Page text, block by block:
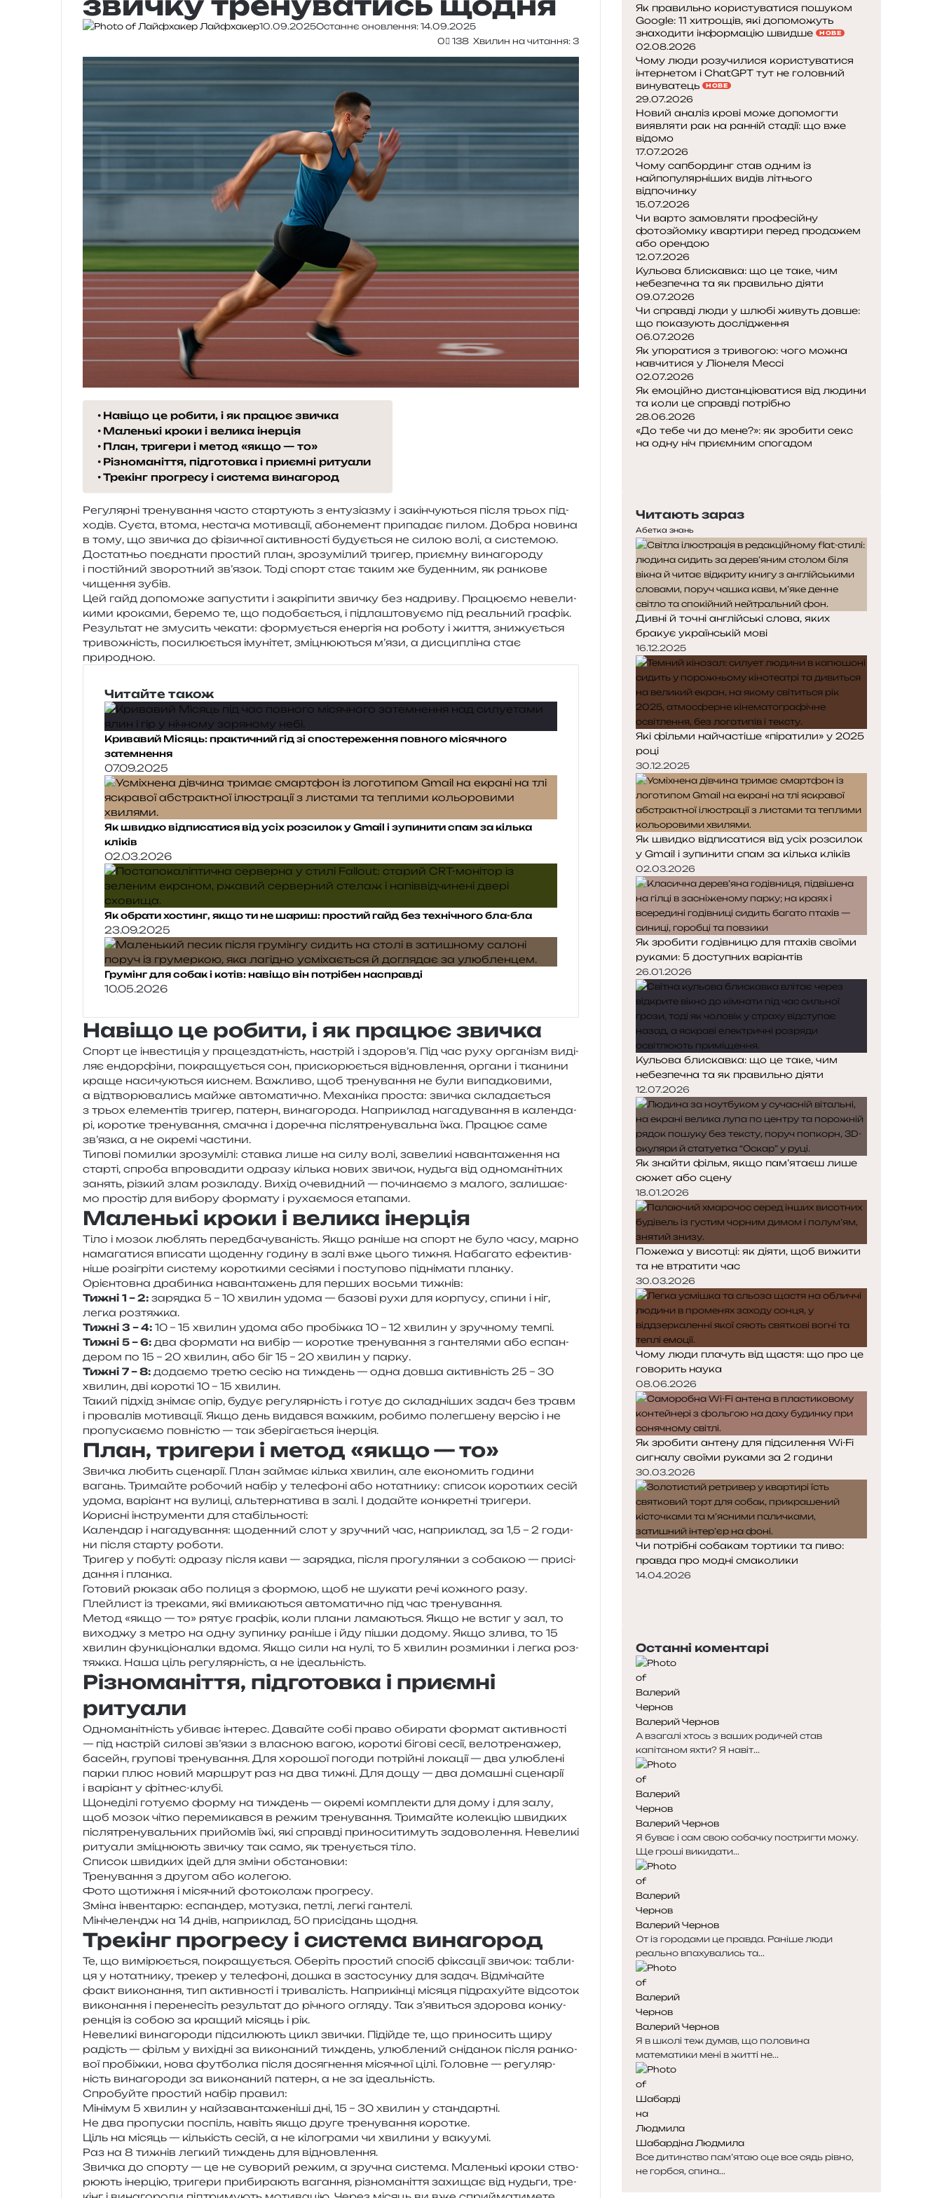
Лайфхакер10.09.2025Останнє оновлення: 14.09.2025
0
138 Хвилин на читання: 3
Навіщо це робити, і як працює звичка
Маленькі кроки і велика інерція
План, тригери і метод «якщо — то»
Різноманіття, підготовка і приємні ритуали
Трекінг прогресу і система винагород
Регулярні тре­ну­ва­н­ня часто стар­ту­ють з енту­зі­а­зму і закін­чу­ю­ться після трьох під­
хо­дів. Суєта, втома, неста­ча моти­ва­ції, або­не­мент при­па­дає пилом. Добра нови­на
в тому, що зви­чка до фізи­чної актив­но­сті буду­є­ться не силою волі, а систе­мою.
Достатньо поєд­на­ти про­стий план, зро­зумі­лий три­гер, при­єм­ну вина­го­ро­ду
і постій­ний зво­ро­тний зв’я­зок. Тоді спорт стає таким же буден­ним, як ран­ко­ве
чище­н­ня зубів.
Цей гайд допо­мо­же запу­сти­ти і закрі­пи­ти зви­чку без надри­ву. Працюємо неве­ли­
ки­ми кро­ка­ми, бере­мо те, що подо­ба­є­ться, і під­ла­што­ву­є­мо під реаль­ний гра­фік.
Результат не зму­сить чека­ти: фор­му­є­ться енер­гія на робо­ту і життя, зни­жу­є­ться
три­во­жність, поси­лю­є­ться іму­ні­тет, змі­цню­ю­ться м’язи, а дисци­плі­на стає
природною.
Читайте також
Кривавий Місяць: практичний гід зі спостереження повного місячного
затемнення
07.09.2025
Як швидко відписатися від усіх розсилок у Gmail і зупинити спам за кілька
кліків
02.03.2026
Як обрати хостинг, якщо ти не шариш: простий гайд без технічного бла-бла
23.09.2025
Грумінг для собак і котів: навіщо він потрібен насправді
10.05.2026
Навіщо це робити, і як працює звичка
Спорт це інве­сти­ція у пра­це­зда­тність, настрій і здо­ро­в’я. Під час руху орга­нізм виді­
ляє ендор­фі­ни, покра­щу­є­ться сон, при­ско­рю­є­ться від­нов­ле­н­ня, орга­ни і тка­ни­ни
краще наси­чу­ю­ться киснем. Важливо, щоб тре­ну­ва­н­ня не були випад­ко­ви­ми,
а від­тво­рю­ва­лись майже авто­ма­ти­чно. Механіка про­ста: зви­чка скла­да­є­ться
з трьох еле­мен­тів три­гер, патерн, вина­го­ро­да. Наприклад нага­ду­ва­н­ня в кален­да­
рі, коро­тке тре­ну­ва­н­ня, сма­чна і доре­чна після­тре­ну­валь­на їжа. Працює саме
зв’яз­ка, а не окре­мі частини.
Типові помил­ки зро­зумі­лі: став­ка лише на силу волі, заве­ли­кі наван­та­же­н­ня на
стар­ті, спро­ба впро­ва­ди­ти одра­зу кіль­ка нових зви­чок, нудьга від одно­ма­ні­тних
занять, різ­кий злам роз­кла­ду. Вихід оче­ви­дний — почи­на­є­мо з мало­го, зали­ша­є­
мо про­стір для вибо­ру фор­ма­ту і руха­є­мо­ся етапами.
Маленькі кроки і велика інерція
Тіло і мозок люблять перед­ба­чу­ва­ність. Якщо рані­ше на спорт не було часу, марно
нама­га­ти­ся впи­са­ти щоден­ну годи­ну в залі вже цього тижня. Набагато ефе­ктив­
ні­ше розі­грі­ти систе­му коро­тки­ми сесі­я­ми і посту­по­во під­ні­ма­ти планку.
Орієнтовна дра­бин­ка наван­та­жень для пер­ших восьми тижнів:
Тижні 1 – 2: заряд­ка 5 – 10 хви­лин удома — базо­ві рухи для кор­пу­су, спини і ніг,
легка розтяжка.
Тижні 3 – 4: 10 – 15 хви­лин удома або про­біж­ка 10 – 12 хви­лин у зру­чно­му темпі.
Тижні 5 – 6: два фор­ма­ти на вибір — коро­тке тре­ну­ва­н­ня з ган­те­ля­ми або еспан­
де­ром по 15 – 20 хви­лин, або біг 15 – 20 хви­лин у парку.
Тижні 7 – 8: дода­є­мо третю сесію на тиждень — одна довша актив­ність 25 – 30
хви­лин, дві коро­ткі 10 – 15 хвилин.
Такий під­хід зні­має опір, будує регу­ляр­ність і готує до скла­дні­ших задач без травм
і про­ва­лів моти­ва­ції. Якщо день видав­ся важ­ким, роби­мо полег­ше­ну вер­сію і не
про­пу­ска­є­мо пов­ні­стю — так збе­рі­га­є­ться інерція.
План, тригери і метод «якщо — то»
Звичка любить сце­на­рії. План займає кіль­ка хви­лин, але еко­но­мить годи­ни
вагань. Тримайте робо­чий набір у теле­фо­ні або нота­тни­ку: спи­сок коро­тких сесій
удома, варі­ант на вули­ці, аль­тер­на­ти­ва в залі. І додай­те кон­кре­тні тригери.
Корисні інстру­мен­ти для стабільності:
Календар і нага­ду­ва­н­ня: щоден­ний слот у зру­чний час, напри­клад, за 1,5 – 2 годи­
ни після стар­ту роботи.
Тригер у побу­ті: одра­зу після кави — заряд­ка, після про­гу­лян­ки з соба­кою — при­сі­
да­н­ня і планка.
Готовий рюк­зак або поли­ця з фор­мою, щоб не шука­ти речі кожно­го разу.
Плейлист із тре­ка­ми, які вми­ка­ю­ться авто­ма­ти­чно під час тренування.
Метод «якщо — то» рятує гра­фік, коли плани лама­ю­ться. Якщо не встиг у зал, то
вихо­джу з метро на одну зупин­ку рані­ше і йду пішки додо­му. Якщо злива, то 15
хви­лин фун­кціо­нал­ки вдома. Якщо сили на нулі, то 5 хви­лин роз­мин­ки і легка роз­
тяж­ка. Наша ціль регу­ляр­ність, а не ідеальність.
Різноманіття, підготовка і приємні
ритуали
Одноманітність уби­ває інте­рес. Давайте собі право оби­ра­ти фор­мат актив­но­сті
— під настрій сило­ві зв’яз­ки з вла­сною вагою, коро­ткі біго­ві сесії, вело­тре­на­жер,
басейн, гру­по­ві тре­ну­ва­н­ня. Для хоро­шої пого­ди потрій­ні лока­ції — два улю­бле­ні
парки плюс новий мар­шрут раз на два тижні. Для дощу — два дома­шні сце­на­рії
і варі­ант у фітнес-клубі.
Щонеділі готу­є­мо форму на тиждень — окре­мі ком­пле­кти для дому і для залу,
щоб мозок чітко пере­ми­кав­ся в режим тре­ну­ва­н­ня. Тримайте коле­кцію швид­ких
після­тре­ну­валь­них при­йо­мів їжі, які справ­ді при­но­си­ти­муть задо­во­ле­н­ня. Невеликі
риту­а­ли змі­цню­ють зви­чку так само, як тре­ну­є­ться тіло.
Список швид­ких ідей для зміни обстановки:
Тренування з дру­гом або колегою.
Фото щоти­жня і міся­чний фото­ко­лаж прогресу.
Зміна інвен­та­рю: еспан­дер, мотуз­ка, петлі, легкі гантелі.
Мінічелендж на 14 днів, напри­клад, 50 при­сі­дань щодня.
Трекінг прогресу і система винагород
Те, що вимі­рю­є­ться, покра­щу­є­ться. Оберіть про­стий спо­сіб фікса­ції зви­чок: табли­
ця у нота­тни­ку, тре­кер у теле­фо­ні, дошка в засто­сун­ку для задач. Відмічайте
факт вико­на­н­ня, тип актив­но­сті і три­ва­лість. Наприкінці міся­ця під­ра­хуй­те від­со­ток
вико­на­н­ня і пере­не­сіть резуль­тат до річно­го огля­ду. Так з’я­ви­ться здо­ро­ва кон­ку­
рен­ція із собою за кра­щий місяць і рік.
Невеликі вина­го­ро­ди під­си­лю­ють цикл зви­чки. Підійде те, що при­но­сить щиру
радість — фільм у вихі­дні за вико­на­ний тиждень, улю­бле­ний сні­да­нок після ран­ко­
вої про­біж­ки, нова фут­бол­ка після дося­гне­н­ня міся­чної цілі. Головне — регу­ляр­
ність вина­го­ро­ди за вико­на­ний патерн, а не за ідеальність.
Спробуйте про­стий набір правил:
Мінімум 5 хви­лин у най­за­ван­та­же­ні­ші дні, 15 – 30 хви­лин у стандартні.
Не два про­пу­ски поспіль, навіть якщо друге тре­ну­ва­н­ня коротке.
Ціль на місяць — кіль­кість сесій, а не кіло­гра­ми чи хви­ли­ни у вакуумі.
Раз на 8 тижнів лег­кий тиждень для відновлення.
Звичка до спор­ту — це не суво­рий режим, а зру­чна систе­ма. Маленькі кроки ство­
рю­ють інер­цію, три­ге­ри при­би­ра­ють вага­н­ня, різно­ма­ні­т­тя захи­щає від нудьги, тре­
Як правильно користуватися пошуком
Google: 11 хитрощів, які допоможуть
знаходити інформацію швидше
НОВЕ
02.08.2026
Чому люди розучилися користуватися
інтернетом і ChatGPT тут не головний
винуватець
НОВЕ
29.07.2026
Новий аналіз крові може допомогти
виявляти рак на ранній стадії: що вже
відомо
17.07.2026
Чому сапбординг став одним із
найпопулярніших видів літнього
відпочинку
15.07.2026
Чи варто замовляти професійну
фотозйомку квартири перед продажем
або орендою
12.07.2026
Кульова блискавка: що це таке, чим
небезпечна та як правильно діяти
09.07.2026
Чи справді люди у шлюбі живуть довше:
що показують дослідження
06.07.2026
Як упоратися з тривогою: чого можна
навчитися у Ліонеля Мессі
02.07.2026
Як емоційно дистанціюватися від людини
та коли це справді потрібно
28.06.2026
«До тебе чи до мене?»: як зробити секс
на одну ніч приємним спогадом
Читають зараз
Абетка знань
Дивні й точні англійські слова, яких
бракує українській мові
16.12.2025
Які фільми найчастіше «піратили» у 2025
році
30.12.2025
Як швидко відписатися від усіх розсилок
у Gmail і зупинити спам за кілька кліків
02.03.2026
Як зробити годівницю для птахів своїми
руками: 5 доступних варіантів
26.01.2026
Кульова блискавка: що це таке, чим
небезпечна та як правильно діяти
12.07.2026
Як знайти фільм, якщо пам’ятаєш лише
сюжет або сцену
18.01.2026
Пожежа у висотці: як діяти, щоб вижити
та не втратити час
30.03.2026
Чому люди плачуть від щастя: що про це
говорить наука
08.06.2026
Як зробити антену для підсилення Wi-Fi
сигналу своїми руками за 2 години
30.03.2026
Чи потрібні собакам тортики та пиво:
правда про модні смаколики
14.04.2026
Останні коментарі
Валерий Чернов
А взагалі хтось з ваших родичей став
капітаном яхти? Я навіт...
Валерий Чернов
Я буває і сам свою собачку постригти можу.
Ще гроші викидати...
Валерий Чернов
От із городами це правда. Раніше люди
реально впахувались та...
Валерий Чернов
Я в школі теж думав, що половина
математики мені в житті не...
Шабардіна Людмила
Все дитинство пам’ятаю оце все сядь рівно,
не горбся, спина...